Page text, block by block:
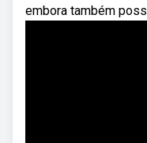
embora também